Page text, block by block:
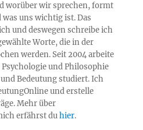
worüber wir sprechen, formt
uns wichtig ist. Das
und deswegen schreibe ich
Worte, die in der
werden. Seit 2004 arbeite
und Philosophie
Bedeutung studiert. Ich
und erstelle
Mehr über
erfährst duhier.